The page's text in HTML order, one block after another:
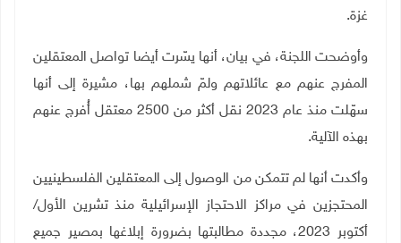
غزة.
وأوضحت اللجنة، في بيان، أنها يسّرت أيضا تواصل المعتقلين
المفرج عنهم مع عائلاتهم ولمّ شملهم بها، مشيرة إلى أنها
سهّلت منذ عام 2023 نقل أكثر من 2500 معتقل أُفرج عنهم
بهذه الآلية.
وأكدت أنها لم تتمكن من الوصول إلى المعتقلين الفلسطينيين
المحتجزين في مراكز الاحتجاز الإسرائيلية منذ تشرين الأول/
أكتوبر 2023، مجددة مطالبتها بضرورة إبلاغها بمصير جميع